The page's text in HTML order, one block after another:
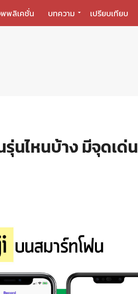
พลิเคชั่น บทความ เปรียบเทียบ
รุ่นไหนบ้าง มีจุดเด่น